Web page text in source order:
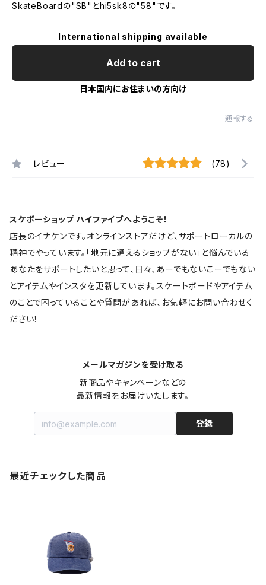
SkateBoardの"SB"とhi5sk8の"58"です。
International shipping available
Add to cart
日本国内にお住まいの方向け
通報する
レビュー (78)
スケボーショップ ハイファイブへようこそ！
店長のイナケンです。オンラインストアだけど、サポートローカルの
精神でやっています。「地元に通えるショップがない」と悩んでいる
あなたをサポートしたいと思って、日々、あーでもないこーでもない
とアイテムやインスタを更新しています。スケートボードやアイテム
のことで困っていることや質問があれば、お気軽にお問い合わせく
ださい！
メールマガジンを受け取る
新商品やキャンペーンなどの
最新情報をお届けいたします。
登録
最近チェックした商品